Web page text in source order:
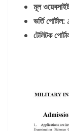
মূল
ভর্তি পোর্টাল:
টেলিটক